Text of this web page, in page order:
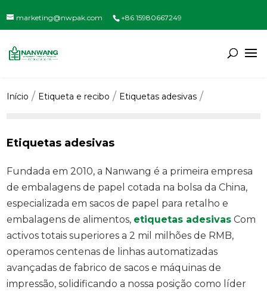
marketing@nwpak.com +86 15980667249
Início Etiqueta e recibo Etiquetas adesivas
Etiquetas adesivas
Fundada em 2010, a Nanwang é a primeira empresa
de embalagens de papel cotada na bolsa da China,
especializada em sacos de papel para retalho e
embalagens de alimentos, etiquetas adesivas Com
activos totais superiores a 2 mil milhões de RMB,
operamos centenas de linhas automatizadas
avançadas de fabrico de sacos e máquinas de
impressão, solidificando a nossa posição como líder